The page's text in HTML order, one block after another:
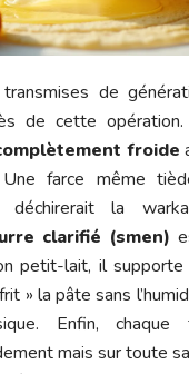
de
de cette opération.
froide
farce même
la
clarifié (smen)
petit-lait, il
» la pâte sans
Enfin,
mais sur toute